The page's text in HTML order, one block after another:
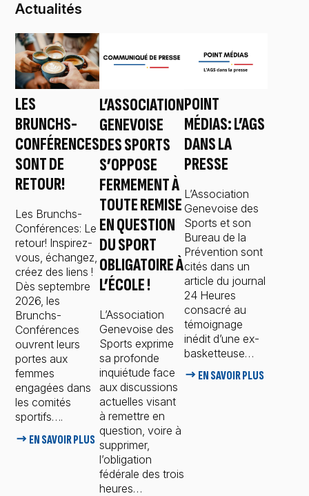
Actualités
LES
BRUNCHS-
CONFÉRENCES
SONT DE
RETOUR!
Les Brunchs-
Conférences: Le
retour! Inspirez-
vous, échangez,
créez des liens !
Dès septembre
2026, les
Brunchs-
Conférences
ouvrent leurs
portes aux
femmes
engagées dans
les comités
sportifs….
→ EN SAVOIR PLUS
L’ASSOCIATION
GENEVOISE
DES SPORTS
S’OPPOSE
FERMEMENT À
TOUTE REMISE
EN QUESTION
DU SPORT
OBLIGATOIRE À
L’ÉCOLE !
L’Association
Genevoise des
Sports exprime
sa profonde
inquiétude face
aux discussions
actuelles visant
à remettre en
question, voire à
supprimer,
l’obligation
fédérale des trois
heures…
POINT
MÉDIAS: L’AGS
DANS LA
PRESSE
L’Association
Genevoise des
Sports et son
Bureau de la
Prévention sont
cités dans un
article du journal
24 Heures
consacré au
témoignage
inédit d’une ex-
basketteuse…
→ EN SAVOIR PLUS